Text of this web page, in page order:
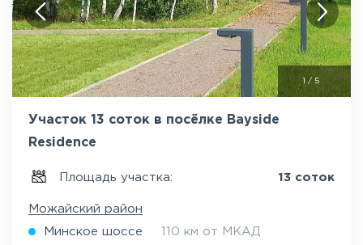
1 / 5
Участок 13 соток в посёлке Bayside
Residence
Площадь участка: 13 соток
Можайский район
Минское шоссе 110 км от МКАД